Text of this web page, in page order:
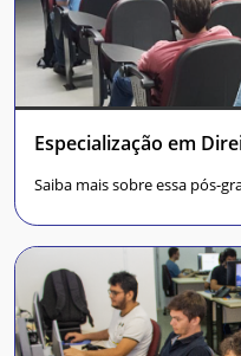
Especialização em
Saiba mais sobre essa pós-